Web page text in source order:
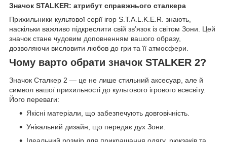
Значок STALKER: атрибут справжнього сталкера
Прихильники культової серії ігор S.T.A.L.K.E.R. знають,
наскільки важливо підкреслити свій зв’язок із світом Зони. Цей
значок стане чудовим доповненням вашого образу,
дозволяючи висловити любов до гри та її атмосфери.
Чому варто обрати значок STALKER 2?
Значок Сталкер 2 — це не лише стильний аксесуар, але й
символ вашої прихильності до культового ігрового всесвіту.
Його переваги:
Якісні матеріали, що забезпечують довговічність.
Унікальний дизайн, що передає дух Зони.